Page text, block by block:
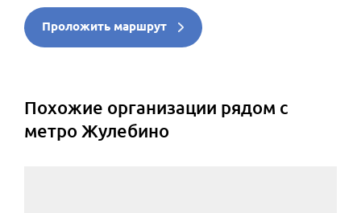
Проложить маршрут
Похожие организации рядом с
метро Жулебино